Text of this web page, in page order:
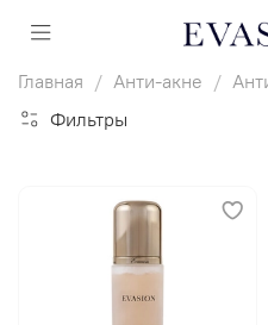
Главная Анти-акне
Фильтры